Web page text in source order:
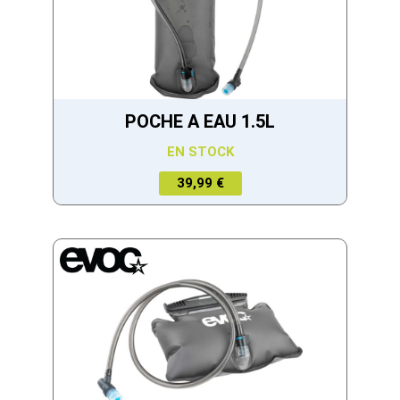
POCHE A EAU 1.5L
EN STOCK
39,99 €